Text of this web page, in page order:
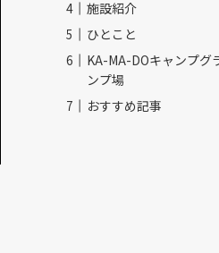
施設紹介
ひとこと
KA-MA-DOキャンプグ
ンプ場
おすすめ記事